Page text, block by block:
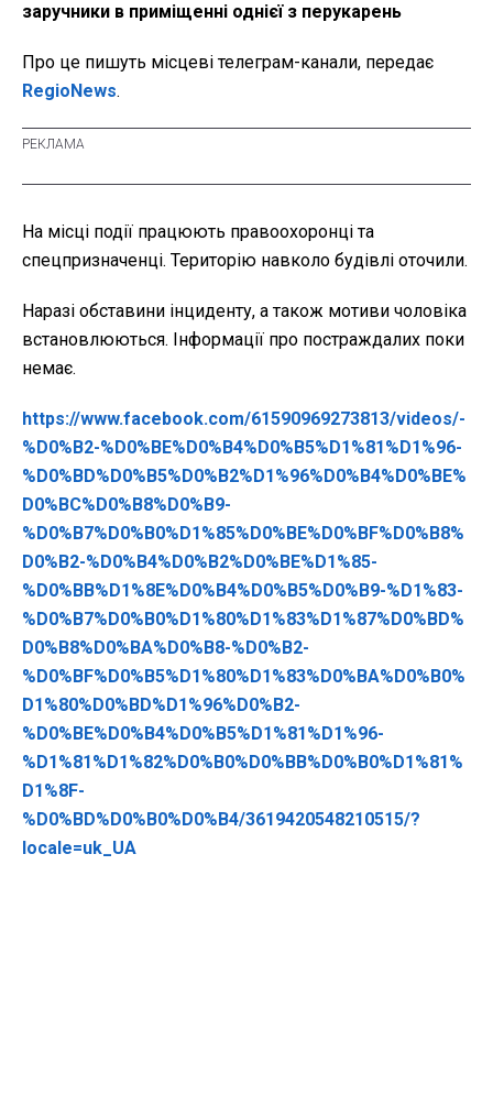
заручники в приміщенні однієї з перукарень
Про це пишуть місцеві телеграм-канали, передає
RegioNews.
На місці події працюють правоохоронці та
спецпризначенці. Територію навколо будівлі оточили.
Наразі обставини інциденту, а також мотиви чоловіка
встановлюються. Інформації про постраждалих поки
немає.
https://www.facebook.com/61590969273813/videos/-
%D0%B2-%D0%BE%D0%B4%D0%B5%D1%81%D1%96-
%D0%BD%D0%B5%D0%B2%D1%96%D0%B4%D0%BE%
D0%BC%D0%B8%D0%B9-
%D0%B7%D0%B0%D1%85%D0%BE%D0%BF%D0%B8%
D0%B2-%D0%B4%D0%B2%D0%BE%D1%85-
%D0%BB%D1%8E%D0%B4%D0%B5%D0%B9-%D1%83-
%D0%B7%D0%B0%D1%80%D1%83%D1%87%D0%BD%
D0%B8%D0%BA%D0%B8-%D0%B2-
%D0%BF%D0%B5%D1%80%D1%83%D0%BA%D0%B0%
D1%80%D0%BD%D1%96%D0%B2-
%D0%BE%D0%B4%D0%B5%D1%81%D1%96-
%D1%81%D1%82%D0%B0%D0%BB%D0%B0%D1%81%
D1%8F-
%D0%BD%D0%B0%D0%B4/3619420548210515/?
locale=uk_UA